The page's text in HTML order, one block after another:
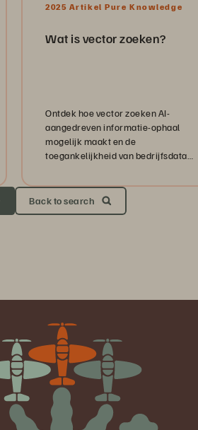
2025 Artikel Pure Knowledge
Wat is vector zoeken?
Ontdek hoe vector zoeken AI-
aangedreven informatie-ophaal
mogelijk maakt en de
toegankelijkheid van bedrijfsdata
Back to search